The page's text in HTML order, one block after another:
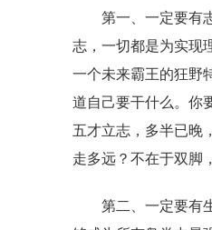
第一、一定要有
志，一切都是为实现
一个未来霸王的狂野
道自己要干什么。你
五才立志，多半已晚
走多远？不在于双脚
第二、一定要有